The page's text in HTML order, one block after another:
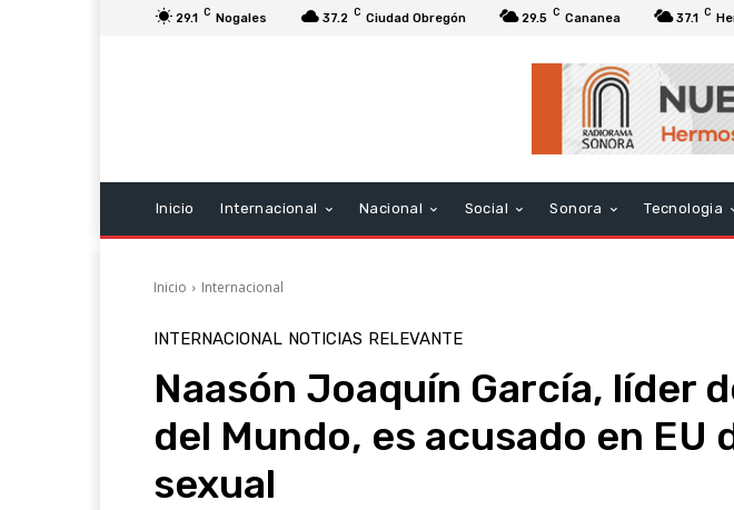
29.1 C Nogales 37.2 C Ciudad Obregón 29.5 C Cananea 37.1 C
Inicio Internacional Nacional Social Sonora Tecnologia
Inicio Internacional
INTERNACIONAL NOTICIAS RELEVANTE
Naasón Joaquín García, líder
del Mundo, es acusado en EU
sexual